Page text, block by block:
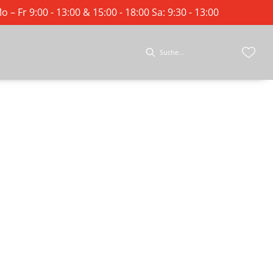
– Fr 9:00 - 13:00 & 15:00 - 18:00 Sa: 9:30 - 13:00